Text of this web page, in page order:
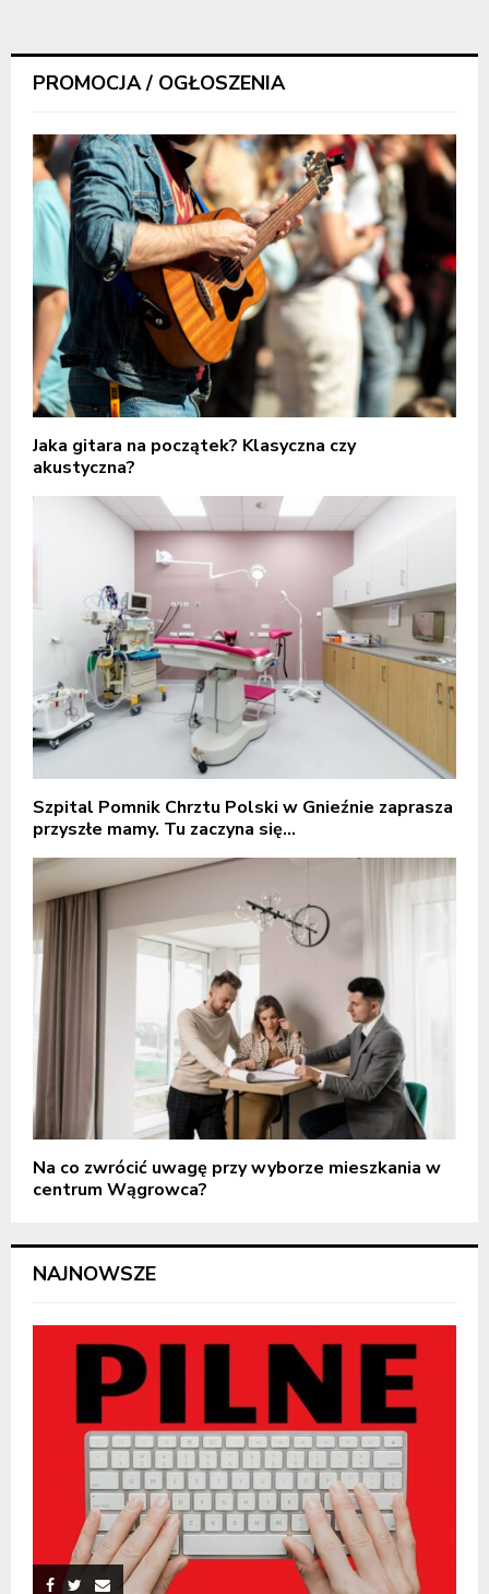
PROMOCJA / OGŁOSZENIA
Jaka gitara na początek? Klasyczna czy
akustyczna?
Szpital Pomnik Chrztu Polski w Gnieźnie zaprasza
przyszłe mamy. Tu zaczyna się...
Na co zwrócić uwagę przy wyborze mieszkania w
centrum Wągrowca?
NAJNOWSZE